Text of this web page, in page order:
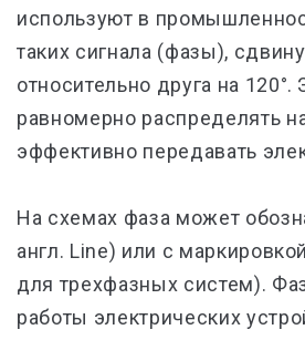
используют в
таких сигнала (фазы),
относительно друга на 120°.
равномерно распределять
эффективно передавать
На схемах фаза может
англ. Line) или с
для трехфазных систем).
работы электрических